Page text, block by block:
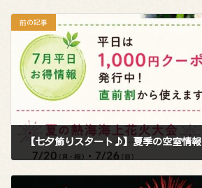
前の記事
【七夕飾りスタート♪】夏季の空室情報
2026年6月26日